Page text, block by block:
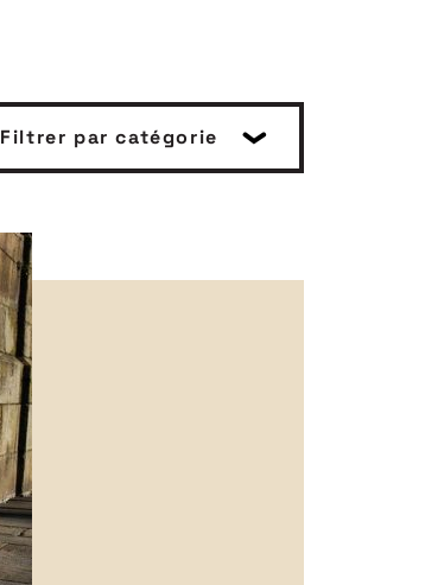
Filtrer par catégorie